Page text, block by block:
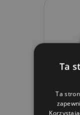
Ta
Ta